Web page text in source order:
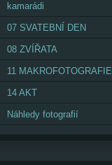
kamarádi
07 SVATEBNÍ DEN
08 ZVÍŘATA
11 MAKROFOTOGRAFIE
14 AKT
Náhledy fotografií